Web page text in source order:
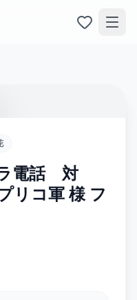
電話 対
リコ軍 様 フ